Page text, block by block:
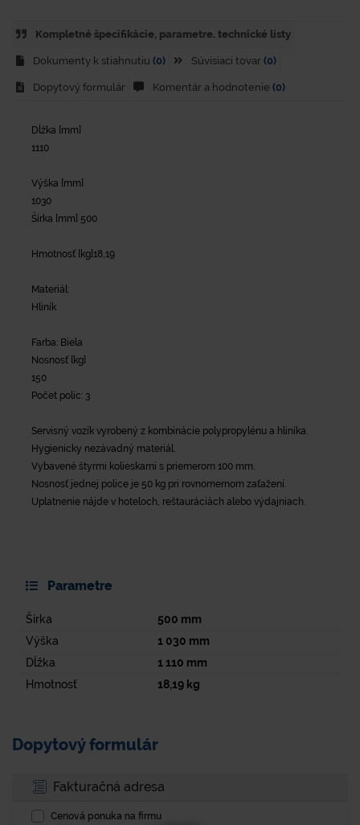
Kompletné špecifikácie, parametre. technické listy
Dokumenty k stiahnutiu (0) Súvisiaci tovar (0)
Dopytový formulár Komentár a hodnotenie (0)
Dĺžka [mm]
1110
Výška [mm]
1030
Šírka [mm] 500
Hmotnosť [kg]18,19
Materiál:
Hliník
Farba: Biela
Nosnosť [kg]
150
Počet políc: 3
Servisný vozík vyrobený z kombinácie polypropylénu a hliníka.
Hygienicky nezávadný materiál.
Vybavené štyrmi kolieskami s priemerom 100 mm.
Nosnosť jednej police je 50 kg pri rovnomernom zaťažení.
Uplatnenie nájde v hoteloch, reštauráciách alebo výdajniach.
Parametre
Šírka 500 mm
Výška
1 030 mm
Dĺžka
1 110 mm
Hmotnosť
18,19kg
Dopytový formulár
Fakturačná adresa
Cenová ponuka na firmu